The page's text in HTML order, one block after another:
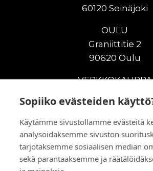
Sopiiko evästeiden
Käytämme sivustollamme evästeitä
analysoidaksemme sivuston
tarjotaksemme sosiaalisen median
sekä parantaaksemme ja
60120 Seinäjoki
OULU
Graniittitie 2
90620 Oulu
VERKKOKAUPPA
Uudet
Vuokrakoneet
Kampanjat
Vaihtokoneet